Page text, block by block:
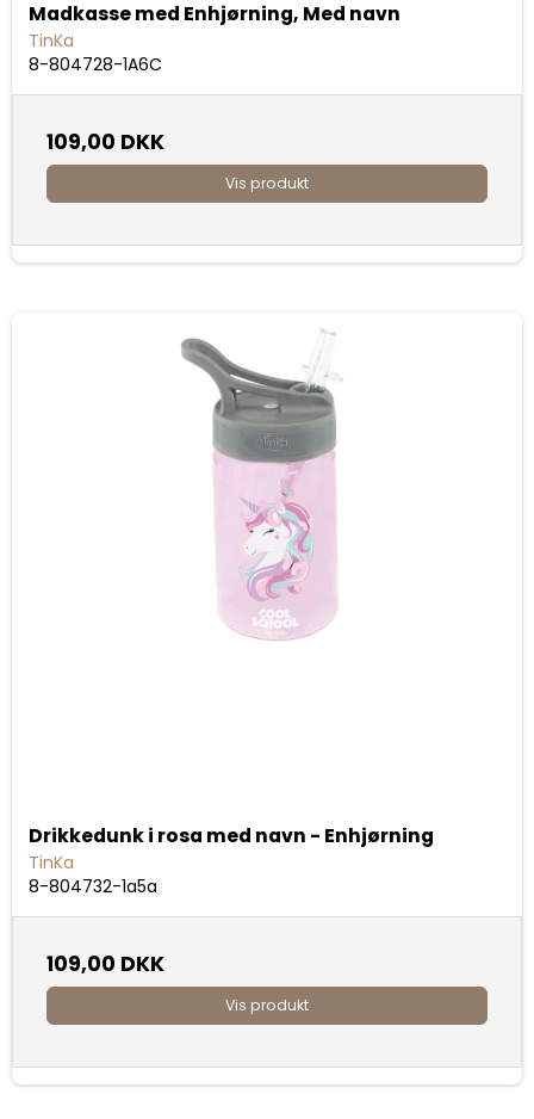
Madkasse med Enhjørning, Med navn
TinKa
8-804728-1A6C
109,00 DKK
Vis produkt
Drikkedunk i rosa med navn - Enhjørning
TinKa
8-804732-1a5a
109,00 DKK
Vis produkt